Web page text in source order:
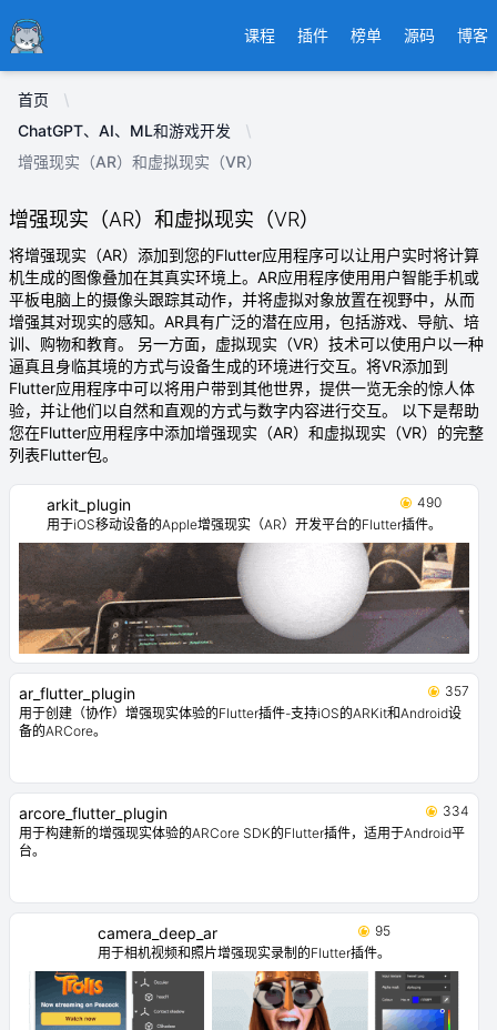
Ducafecat 课程 插件 榜单 源码 博客
首页
ChatGPT、AI、ML和游戏开发
增强现实（AR）和虚拟现实（VR）
增强现实（AR）和虚拟现实（VR）
将增强现实（AR）添加到您的Flutter应用程序可以让用户实时将计算
机生成的图像叠加在其真实环境上。AR应用程序使用用户智能手机或
平板电脑上的摄像头跟踪其动作，并将虚拟对象放置在视野中，从而
增强其对现实的感知。AR具有广泛的潜在应用，包括游戏、导航、培
训、购物和教育。 另一方面，虚拟现实（VR）技术可以使用户以一种
逼真且身临其境的方式与设备生成的环境进行交互。将VR添加到
Flutter应用程序中可以将用户带到其他世界，提供一览无余的惊人体
验，并让他们以自然和直观的方式与数字内容进行交互。 以下是帮助
您在Flutter应用程序中添加增强现实（AR）和虚拟现实（VR）的完整
列表Flutter包。
arkit_plugin
490
用于iOS移动设备的Apple增强现实（AR）开发平台的Flutter插件。
ar_flutter_plugin
357
用于创建（协作）增强现实体验的Flutter插件-支持iOS的ARKit和Android设
备的ARCore。
arcore_flutter_plugin
334
用于构建新的增强现实体验的ARCore SDK的Flutter插件，适用于Android平
台。
camera_deep_ar
95
用于相机视频和照片增强现实录制的Flutter插件。